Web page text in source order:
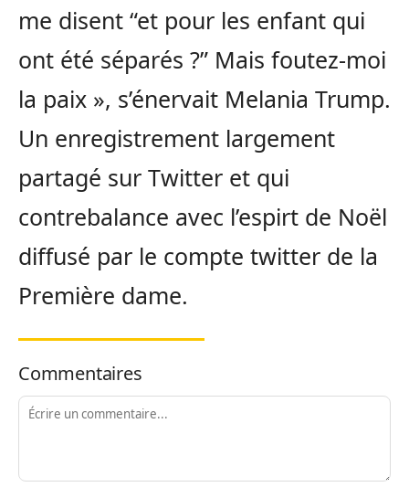
me disent “et pour les enfant qui
ont été séparés ?” Mais foutez-moi
la paix », s’énervait Melania Trump.
Un enregistrement largement
partagé sur Twitter et qui
contrebalance avec l’espirt de Noël
diffusé par le compte twitter de la
Première dame.
Commentaires